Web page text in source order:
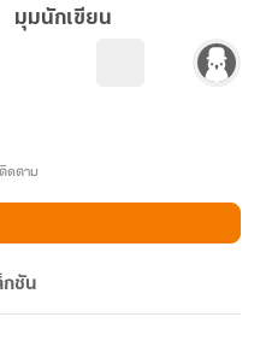
มุมนักเขียน
ดตาม
กชัน